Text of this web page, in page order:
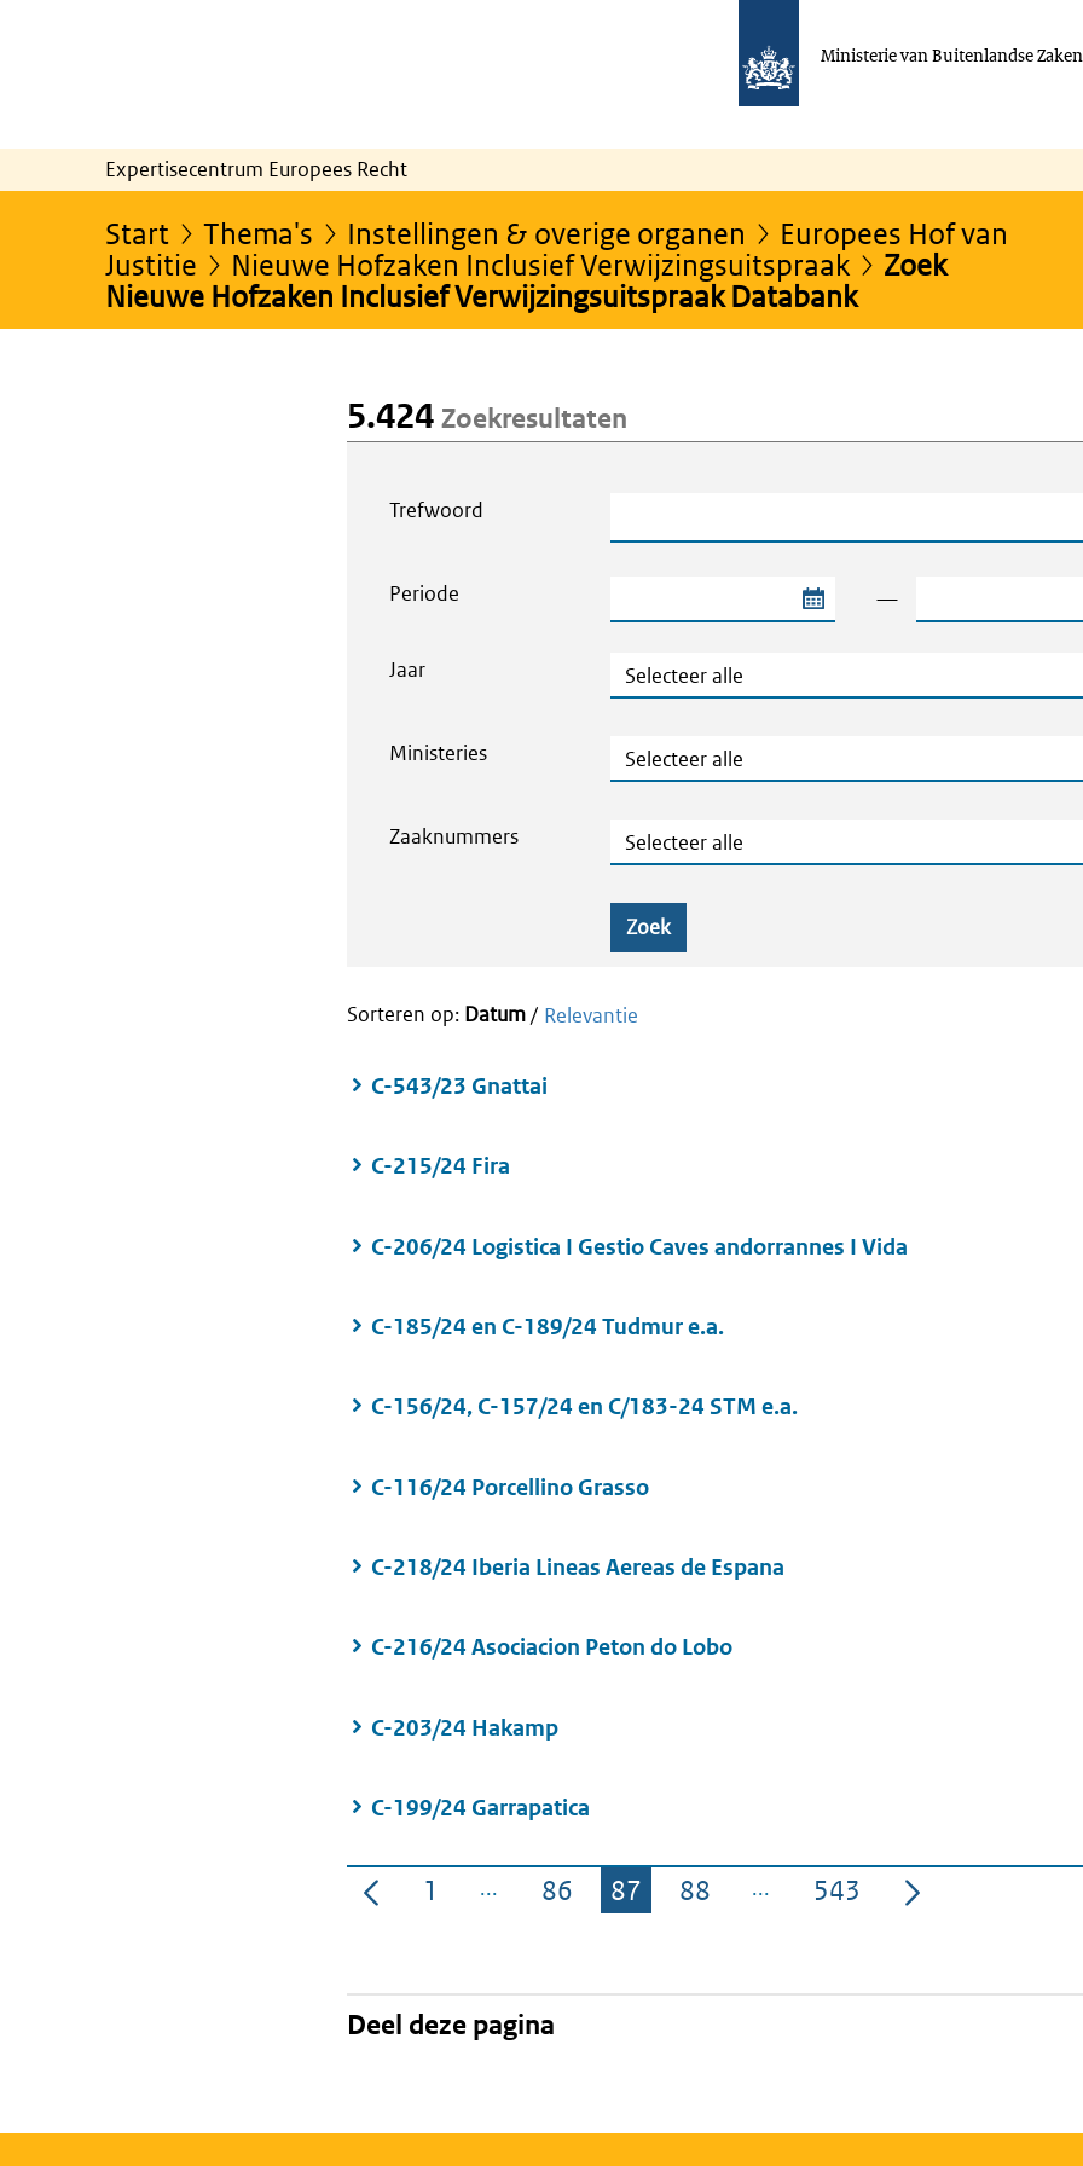
Ministerie van Buitenlandse Zaken
Expertisecentrum Europees Recht
Start Thema's Instellingen & overige organen
Europees Hof van
Justitie
Nieuwe Hofzaken Inclusief Verwijzingsuitspraak
Zoek
Nieuwe Hofzaken Inclusief Verwijzingsuitspraak Databank
5.424 Zoekresultaten
Trefwoord
Periode Begindatum van de periode — Einddatum van de
Jaar Jaar
Ministeries Ministeries
Zaaknummers Zaaknummers
Zoek
Sorteren op: Datum/ Relevantie
C-543/23 Gnattai
C-215/24 Fira
C-206/24 Logistica I Gestio Caves andorrannes I Vida
C-185/24 en C-189/24 Tudmur e.a.
C-156/24, C-157/24 en C/183-24 STM e.a.
C-116/24 Porcellino Grasso
C-218/24 Iberia Lineas Aereas de Espana
C-216/24 Asociacion Peton do Lobo
C-203/24 Hakamp
C-199/24 Garrapatica
Pagina
1 Pagina
86 Pagina
87 Pagina
88 Pagina
543
Deel deze pagina